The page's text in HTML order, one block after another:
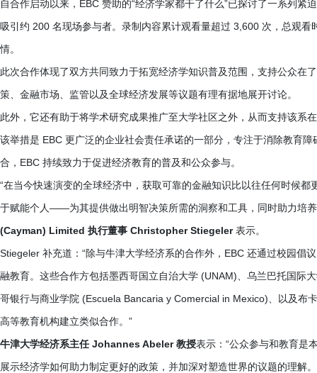
自合作启动以来，EBC 赞助的“经济学家都干了什么”已探讨了一系列
吸引约 200 名现场参与者。录制内容累计观看量超过 3,600 次，总观
情。
此次合作体现了双方共同致力于拓宽经济学知识普及范围，支持公众在
策、金融市场、监管以及全球经济发展等议题有理有据地展开讨论。
此外，它还有助于将学术研究成果推广至大学社区之外，从而支持该系
该举措是 EBC 更广泛的企业社会责任承诺的一部分，专注于消除教育
合，EBC 持续致力于促进经济教育的普及和公众参与。
“在当今快速演变的全球经济中，获取可靠的金融知识比以往任何时候
于赋能个人——为其提供做出明智决策所需的洞察和工具，同时助力培
(Cayman) Limited 执行董事 Christopher Stiegeler表示。
Stiegeler 补充道：“除与牛津大学经济系的合作外，EBC 还通过校园倡
融教育。这些合作方包括墨西哥国立自治大学 (UNAM)、乌兰巴托国际
哥银行与商业学院 (Escuela Bancaria y Comercial in Mexico)、以及布
高等教育机构建立类似合作。”
牛津大学经济系主任 Johannes Abeler 教授表示：“公众参与和教育是
展示经济学如何助力制定更好的政策，并加深对塑造世界的议题的理解